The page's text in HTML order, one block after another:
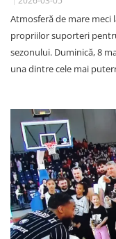
Atmosferă de mare meci
propriilor suporteri
sezonului. Duminică, 8
una dintre cele mai